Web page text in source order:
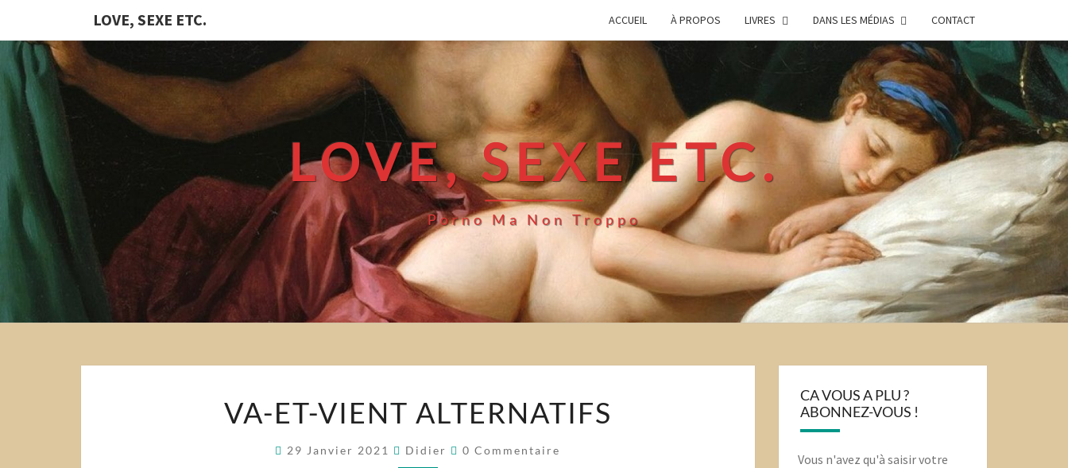
LOVE, SEXE ETC. ACCUEIL À PROPOS LIVRES DANS LES MÉDIAS CONTACT
LOVE, SEXE ETC.
Porno Ma Non Troppo
ET-
VA-ET-VIENT ALTERNATIFS
29 Janvier 2021 Didier Commentaires
0 Commentaire
CA VOUS A PLU ?
ABONNEZ-VOUS !
Vous n'avez qu'à saisir votre